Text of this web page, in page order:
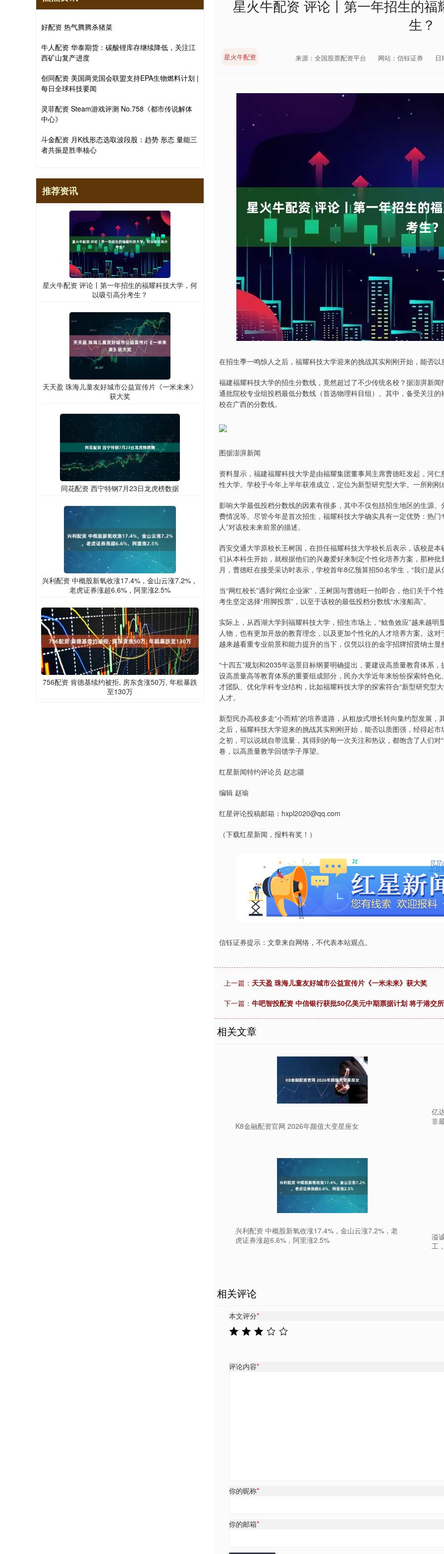
星火牛配资 评论丨第一年招生的
生？
星火牛配资 来源：全国股票配资平台 网站：信钰证券 日
在招生季一鸣惊人之后，福耀科技大学迎来的挑战其实刚刚开始，能否
福建福耀科技大学的招生分数线，竟然超过了不少传统名校？据澎湃新
通批院校专业组投档最低分数线（首选物理科目组）。其中，备受关注
校在广西的分数线。
图据澎湃新闻
资料显示，福建福耀科技大学是由福耀集团董事局主席曹德旺发起，河
性大学。学校于今年上半年获准成立，定位为新型研究型大学。一所刚
影响大学最低投档分数线的因素有很多，其中不仅包括招生地区的生源
费情况等。尽管今年是首次招生，福耀科技大学确实具有一定优势：热
人”对该校未来前景的描述。
西安交通大学原校长王树国，在担任福耀科技大学校长后表示，该校是
们从本科生开始，就根据他们的兴趣爱好来制定个性化培养方案，那种
月，曹德旺在接受采访时表示，学校首年8亿预算招50名学生，“我们是
当“网红校长”遇到“网红企业家”，王树国与曹德旺一拍即合，他们关于
考生坚定选择“用脚投票”，以至于该校的最低投档分数线“水涨船高”。
实际上，从西湖大学到福耀科技大学，招生市场上，“鲶鱼效应”越来越
人物，也有更加开放的教育理念，以及更加个性化的人才培养方案。这
越来越看重专业前景和能力提升的当下，仅凭以往的金字招牌招贤纳士显
“十四五”规划和2035年远景目标纲要明确提出，要建设高质量教育体系
设高质量高等教育体系的重要组成部分，民办大学近年来纷纷探索特色
才团队、优化学科专业结构，比如福耀科技大学的探索符合“新型研究型
人才。
新型民办高校多走“小而精”的培养道路，从粗放式增长转向集约型发展
之后，福耀科技大学迎来的挑战其实刚刚开始，能否以质图强，经得起
之初，可以说就自带流量，其得到的每一次关注和热议，都饱含了人们
卷，以高质量教学回馈学子厚望。
红星新闻特约评论员 赵志疆
编辑 赵瑜
红星评论投稿邮箱：hxpl2020@qq.com
（下载红星新闻，报料有奖！）
信钰证券提示：文章来自网络，不代表本站观点。
上一篇： 天天盈 珠海儿童友好城市公益宣传片《一米未来》获大奖
下一篇： 牛吧智投配资 中信银行获批50亿美元中期票据计划 将于港交
相关文章
K8金融配资官网 2026年颜值大变星座女
亿
非
兴利配资 中概股新氧收涨17.4%，金山云涨7.2%，老
虎证券涨超6.6%，阿里涨2.5%
溢
工
相关评论
本文评分*
评论内容*
你的昵称*
你的邮箱*
好配资 热气腾腾杀猪菜
牛人配资 华泰期货：碳酸锂库存继续降低，关注江
西矿山复产进度
创同配资 美国两党国会联盟支持EPA生物燃料计划 |
每日全球科技要闻
灵菲配资 Steam游戏评测 No.758《都市传说解体
中心》
斗金配资 月K线形态选取波段股：趋势 形态 量能三
者共振是胜率核心
推荐资讯
星火牛配资 评论丨第一年招生的福耀科技大学，何
以吸引高分考生？
天天盈 珠海儿童友好城市公益宣传片《一米未来》
获大奖
同花配资 西宁特钢7月23日龙虎榜数据
兴利配资 中概股新氧收涨17.4%，金山云涨7.2%，
老虎证券涨超6.6%，阿里涨2.5%
756配资 肯德基续约被拒, 房东贪涨50万, 年租暴跌
至130万